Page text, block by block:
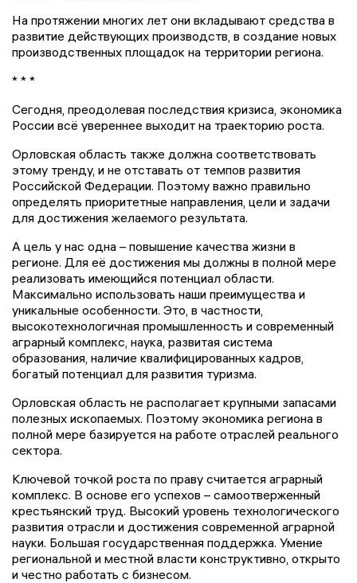
На протяжении многих лет они вкладывают средства в
развитие действующих производств, в создание новых
производственных площадок на территории региона.
* * *
Сегодня, преодолевая последствия кризиса, экономика
России всё увереннее выходит на траекторию роста.
Орловская область также должна соответствовать
этому тренду, и не отставать от темпов развития
Российской Федерации. Поэтому важно правильно
определять приоритетные направления, цели и задачи
для достижения желаемого результата.
А цель у нас одна – повышение качества жизни в
регионе. Для её достижения мы должны в полной мере
реализовать имеющийся потенциал области.
Максимально использовать наши преимущества и
уникальные особенности. Это, в частности,
высокотехнологичная промышленность и современный
аграрный комплекс, наука, развитая система
образования, наличие квалифицированных кадров,
богатый потенциал для развития туризма.
Орловская область не располагает крупными запасами
полезных ископаемых. Поэтому экономика региона в
полной мере базируется на работе отраслей реального
сектора.
Ключевой точкой роста по праву считается аграрный
комплекс. В основе его успехов – самоотверженный
крестьянский труд. Высокий уровень технологического
развития отрасли и достижения современной аграрной
науки. Большая государственная поддержка. Умение
региональной и местной власти конструктивно, открыто
и честно работать с бизнесом.